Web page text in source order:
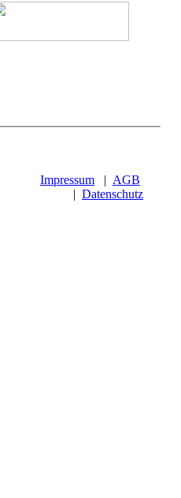
Impressum | AGB
| Datenschutz